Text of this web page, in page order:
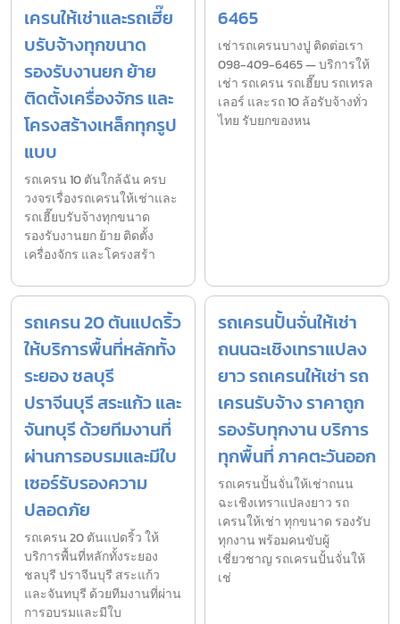
เครนให้เช่าและรถเฮี๊ย
บรับจ้างทุกขนาด
รองรับงานยก ย้าย
ติดตั้งเครื่องจักร และ
โครงสร้างเหล็กทุกรูป
แบบ
รถเครน 10 ตันใกล้ฉัน ครบ
วงจรเรื่องรถเครนให้เช่าและ
รถเฮี๊ยบรับจ้างทุกขนาด
รองรับงานยก ย้าย ติดตั้ง
เครื่องจักร และโครงสร้า
6465
เช่ารถเครนบางปู ติดต่อเรา
098-409-6465 — บริการให้
เช่า รถเครน รถเฮี๊ยบ รถเทรล
เลอร์ และรถ 10 ล้อรับจ้างทั่ว
ไทย รับยกของหน
รถเครน 20 ตันแปดริ้ว
ให้บริการพื้นที่หลักทั้ง
ระยอง ชลบุรี
ปราจีนบุรี สระแก้ว และ
จันทบุรี ด้วยทีมงานที่
ผ่านการอบรมและมีใบ
เซอร์รับรองความ
ปลอดภัย
รถเครน 20 ตันแปดริ้ว ให้
บริการพื้นที่หลักทั้งระยอง
ชลบุรี ปราจีนบุรี สระแก้ว
และจันทบุรี ด้วยทีมงานที่ผ่าน
การอบรมและมีใบ
รถเครนปั้นจั่นให้เช่า
ถนนฉะเชิงเทราแปลง
ยาว รถเครนให้เช่า รถ
เครนรับจ้าง ราคาถูก
รองรับทุกงาน บริการ
ทุกพื้นที่ ภาคตะวันออก
รถเครนปั้นจั่นให้เช่าถนน
ฉะเชิงเทราแปลงยาว รถ
เครนให้เช่า ทุกขนาด รองรับ
ทุกงาน พร้อมคนขับผู้
เชี่ยวชาญ รถเครนปั้นจั่นให้
เช่